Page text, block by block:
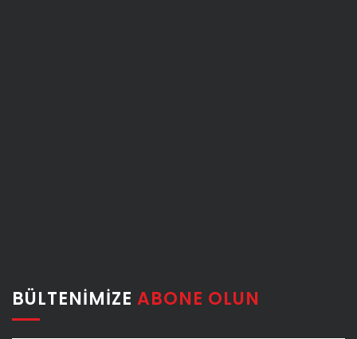
BÜLTENIMIZE ABONE OLUN